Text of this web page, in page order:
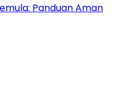
Panduan Aman